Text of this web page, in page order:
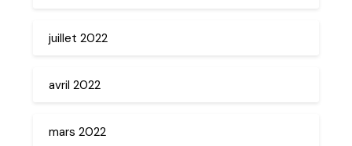
juillet 2022
avril 2022
mars 2022